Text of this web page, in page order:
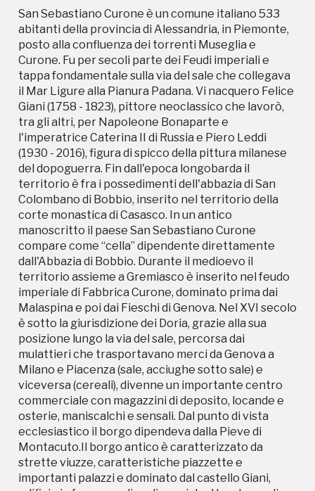
San Sebastiano Curone è un comune italiano 533
abitanti della provincia di Alessandria, in Piemonte,
posto alla confluenza dei torrenti Museglia e
Curone. Fu per secoli parte dei Feudi imperiali e
tappa fondamentale sulla via del sale che collegava
il Mar Ligure alla Pianura Padana. Vi nacquero Felice
Giani (1758 - 1823), pittore neoclassico che lavorò,
tra gli altri, per Napoleone Bonaparte e
l'imperatrice Caterina II di Russia e Piero Leddi
(1930 - 2016), figura di spicco della pittura milanese
del dopoguerra. Fin dall'epoca longobarda il
territorio è fra i possedimenti dell'abbazia di San
Colombano di Bobbio, inserito nel territorio della
corte monastica di Casasco. In un antico
manoscritto il paese San Sebastiano Curone
compare come “cella” dipendente direttamente
dall'Abbazia di Bobbio. Durante il medioevo il
territorio assieme a Gremiasco è inserito nel feudo
imperiale di Fabbrica Curone, dominato prima dai
Malaspina e poi dai Fieschi di Genova. Nel XVI secolo
è sotto la giurisdizione dei Doria, grazie alla sua
posizione lungo la via del sale, percorsa dai
mulattieri che trasportavano merci da Genova a
Milano e Piacenza (sale, acciughe sotto sale) e
viceversa (cereali), divenne un importante centro
commerciale con magazzini di deposito, locande e
osterie, maniscalchi e sensali. Dal punto di vista
ecclesiastico il borgo dipendeva dalla Pieve di
Montacuto.Il borgo antico è caratterizzato da
strette viuzze, caratteristiche piazzette e
importanti palazzi e dominato dal castello Giani,
corte monastica di Casasco. In un antico
manoscritto il paese San Sebastiano Curone
compare come “cella” dipendente direttamente
dall'Abbazia di Bobbio. Durante il medioevo il
territorio assieme a Gremiasco è inserito nel feudo
imperiale di Fabbrica Curone, dominato prima dai
Malaspina e poi dai Fieschi di Genova. Nel XVI secolo
è sotto la giurisdizione dei Doria, grazie alla sua
posizione lungo la via del sale, percorsa dai
mulattieri che trasportavano merci da Genova a
Milano e Piacenza (sale, acciughe sotto sale) e
viceversa (cereali), divenne un importante centro
commerciale con magazzini di deposito, locande e
osterie, maniscalchi e sensali. Dal punto di vista
ecclesiastico il borgo dipendeva dalla Pieve di
Montacuto.Il borgo antico è caratterizzato da
strette viuzze, caratteristiche piazzette e
importanti palazzi e dominato dal castello Giani,
edificio in forme medievali, ma ristrutturato negli
anni '30 da Ulderico Giani. Il municipio ha sede in una
splendida palazzina in stile liberty opera di Lorenzo
Bourges, denominata Palazzo Mazza Galanti. La
chiesa parrocchiale (1670) conserva una tela
attribuita alla scuola dei pittore genovese
Domenico Fiasella, il Martirio di san Sebastiano della
seconda metà del XVII sec. attribuito al pittore
genovese Giovanni Raffaele Badaracco e
l'altorilievo in legno policromo dorato intitolato la
Crocifissione, realizzato nel tardo Cinquecento dal
maestro tedesco Stefano Vil. Interessanti anche i
due oratori, detti rispettivamente "dei rossi" e "dei